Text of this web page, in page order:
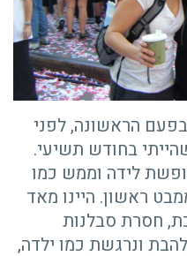
הראשונה, לפני
בחודש תשיעי.
לידה וממש כמו
ראשון. היינו מאד
חסרת סבלנות
ונרגשת כמו ילדה,